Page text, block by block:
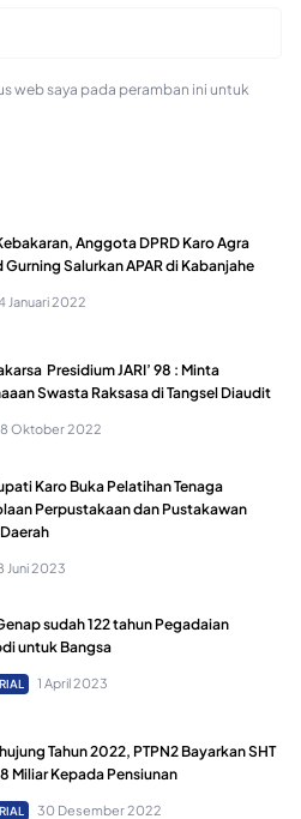
web saya pada peramban ini untuk
Anggota DPRD Karo Agra
Gurning Salurkan APAR di Kabanjahe
Januari 2022
Presidium JARI’ 98 : Minta
Swasta Raksasa di Tangsel Diaudit
Oktober 2022
Karo Buka Pelatihan Tenaga
Perpustakaan dan Pustakawan
Juni 2023
sudah 122 tahun Pegadaian
untuk Bangsa
1 April 2023
Tahun 2022, PTPN2 Bayarkan SHT
Miliar Kepada Pensiunan
30 Desember 2022